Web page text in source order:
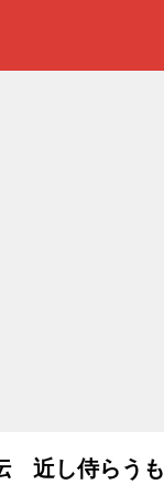
し侍らうも